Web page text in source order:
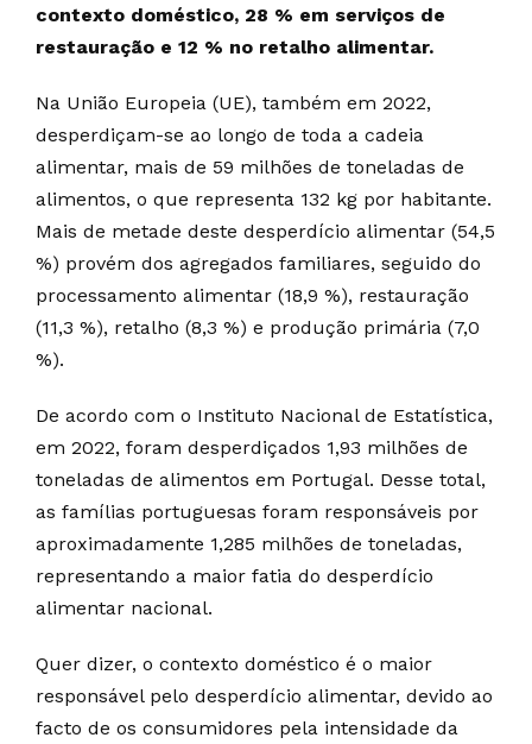
contexto doméstico, 28 % em serviços de
restauração e 12 % no retalho alimentar.
Na União Europeia (UE), também em 2022,
desperdiçam-se ao longo de toda a cadeia
alimentar, mais de 59 milhões de toneladas de
alimentos, o que representa 132 kg por habitante.
Mais de metade deste desperdício alimentar (54,5
%) provém dos agregados familiares, seguido do
processamento alimentar (18,9 %), restauração
(11,3 %), retalho (8,3 %) e produção primária (7,0
%).
De acordo com o Instituto Nacional de Estatística,
em 2022, foram desperdiçados 1,93 milhões de
toneladas de alimentos em Portugal. Desse total,
as famílias portuguesas foram responsáveis por
aproximadamente 1,285 milhões de toneladas,
representando a maior fatia do desperdício
alimentar nacional.
Quer dizer, o contexto doméstico é o maior
responsável pelo desperdício alimentar, devido ao
facto de os consumidores pela intensidade da